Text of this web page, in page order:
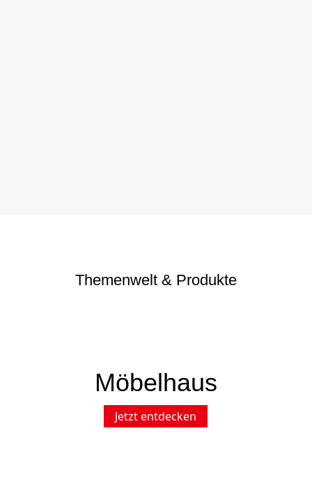
Themenwelt & Produkte
Möbelhaus
Jetzt entdecken